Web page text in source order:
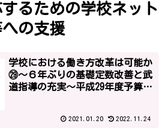
るための学校ネット
の支援
学校における働き方改革は可能か
㉙～６年ぶりの基礎定数改善と武
道指導の充実～平成29年度予算2
2021.01.20 2022.11.24